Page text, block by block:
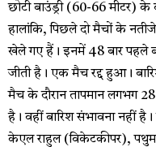
छोटी बाउंड्री (60-66 मीटर) के
हालांकि, पिछले दो मैचों के
खेले गए हैं। इनमें 48 बार पहले
जीती है। एक मैच रद्द हुआ।
मैच के दौरान तापमान लगभग 28
है। वहीं बारिश संभावना नहीं
केएल राहुल (विकेटकीपर), पथुम